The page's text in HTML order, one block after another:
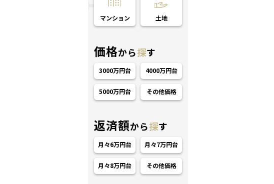
マンション 土地
価格から探す
3000万円台 4000万円台
5000万円台 その他価格
返済額から探す
月々6万円台 月々7万円台
月々8万円台 その他価格